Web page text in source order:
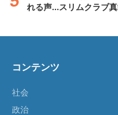
れる声...スリムクラブ
コンテンツ
社会
政治